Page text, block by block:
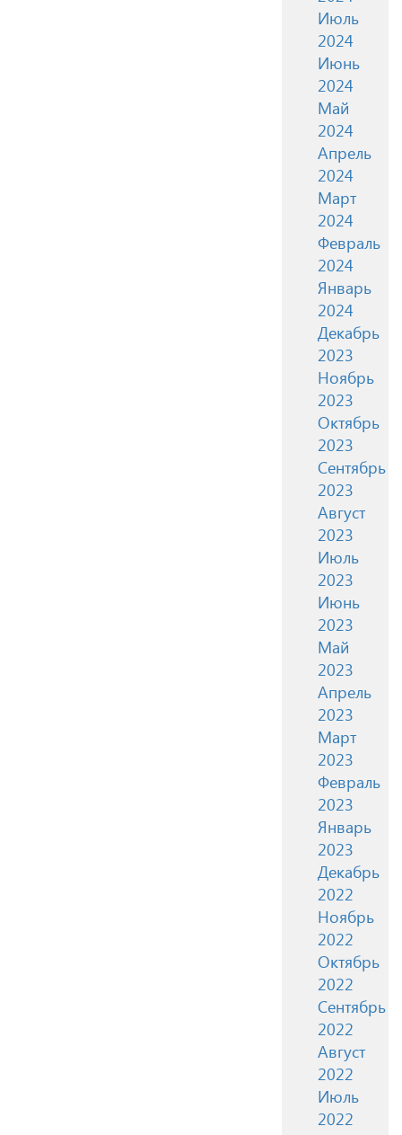
Июль
2024
Июнь
2024
Май
2024
Апрель
2024
Март
2024
Февраль
2024
Январь
2024
Декабрь
2023
Ноябрь
2023
Октябрь
2023
Сентябрь
2023
Август
2023
Июль
2023
Июнь
2023
Май
2023
Апрель
2023
Март
2023
Февраль
2023
Январь
2023
Декабрь
2022
Ноябрь
2022
Октябрь
2022
Сентябрь
2022
Август
2022
Июль
2022